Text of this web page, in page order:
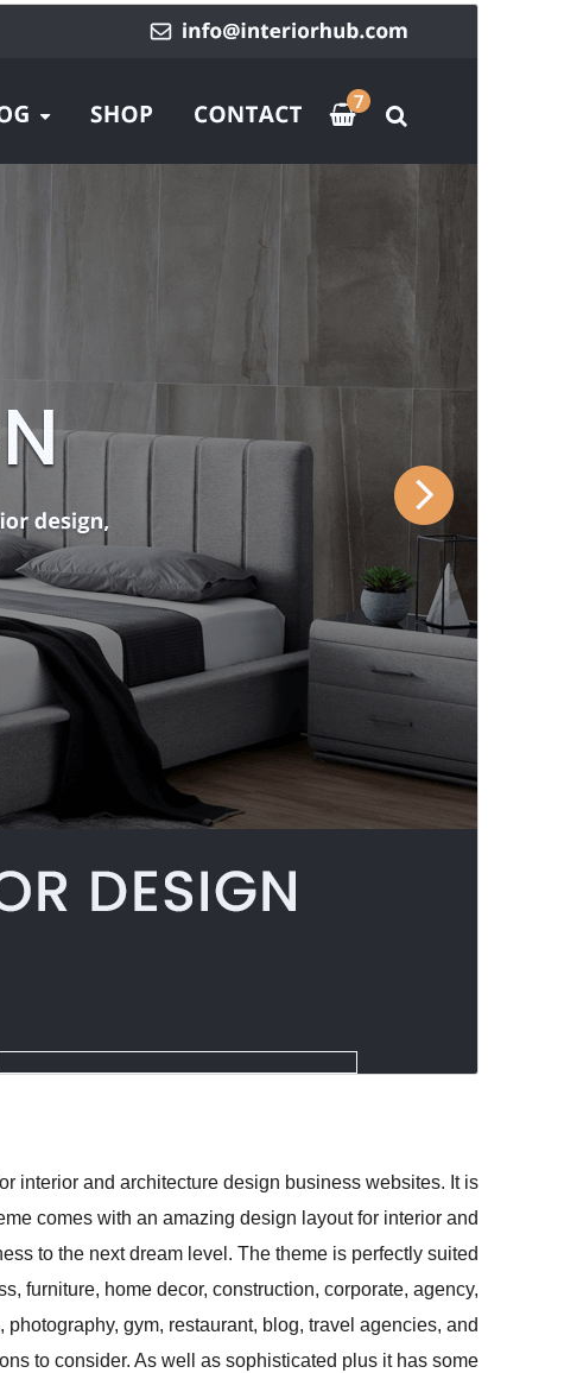
interior and architecture design business websites. It is
comes with an amazing design layout for interior and
to the next dream level. The theme is perfectly suited
furniture, home decor, construction, corporate, agency,
gym, restaurant, blog, travel agencies, and
to consider. As well as sophisticated plus it has some